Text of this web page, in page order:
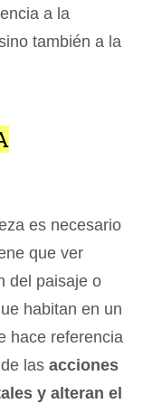
a la
también a la
es necesario
que ver
del paisaje o
habitan en un
hace referencia
las acciones
y alteran el